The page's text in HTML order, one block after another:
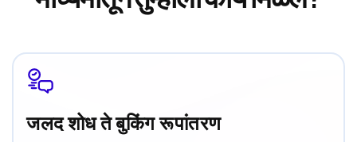
जलद शोध ते बुकिंग रूपांतरण